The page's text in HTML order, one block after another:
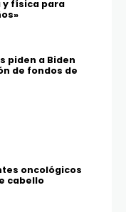
y física para
piden a Biden
de fondos de
oncológicos
cabello